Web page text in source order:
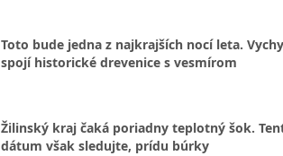
Toto bude jedna z najkrajších nocí leta.
spojí historické drevenice s vesmírom
Žilinský kraj čaká poriadny teplotný šok.
dátum však sledujte, prídu búrky